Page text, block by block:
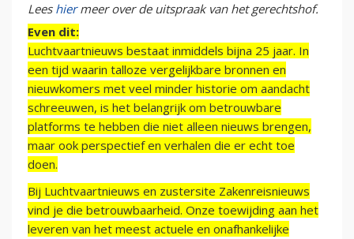
Lees hiermeer over de uitspraak van het gerechtshof.
Even dit:
Luchtvaartnieuws bestaat inmiddels bijna 25 jaar. In
een tijd waarin talloze vergelijkbare bronnen en
nieuwkomers met veel minder historie om aandacht
schreeuwen, is het belangrijk om betrouwbare
platforms te hebben die niet alleen nieuws brengen,
maar ook perspectief en verhalen die er echt toe
doen.
Bij Luchtvaartnieuws en zustersite Zakenreisnieuws
vind je die betrouwbaarheid. Onze toewijding aan het
leveren van het meest actuele en onafhankelijke